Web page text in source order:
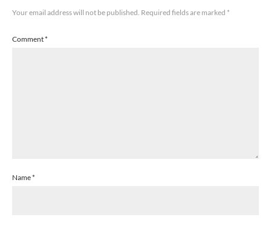
Your email address will not be published. Required fields are marked *
Comment*
Name*